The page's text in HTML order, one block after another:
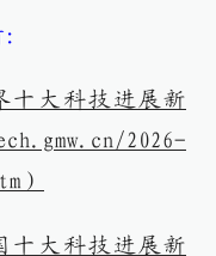
十大科技进展新
2026-
）
十大科技进展新